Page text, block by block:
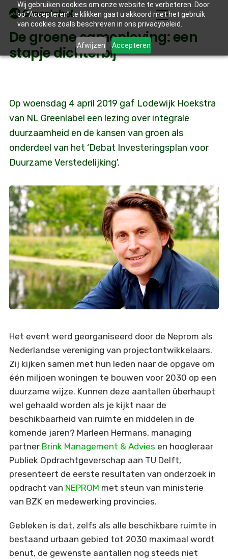
Wij gebruiken cookies om onze website te verbeteren. Door
op “Accepteren” te klikken gaat u akkoord met het gebruik
van cookies zoals beschreven in ons privacybeleid.
Afwijzen Accepteren
De groene samenleving: een
stapje dichterbij
Op woensdag 4 april 2019 gaf Lodewijk Hoekstra
van NL Greenlabel een lezing over integrale
duurzaamheid en de kansen van groen als
onderdeel van het ‘Debat Investeringsplan voor
Duurzame Verstedelijking'.
Het event werd georganiseerd door de Neprom als
Nederlandse vereniging van projectontwikkelaars.
Zij kijken samen met hun leden naar de opgave om
één miljoen woningen te bouwen voor 2030 op een
duurzame wijze. Kunnen deze aantallen überhaupt
wel gehaald worden als je kijkt naar de
beschikbaarheid van ruimte en middelen in de
komende jaren? Marleen Hermans, managing
partner Brink Management & Advies en hoogleraar
Publiek Opdrachtgeverschap aan TU Delft,
presenteert de eerste resultaten van onderzoek in
opdracht van NEPROM met steun van ministerie
van BZK en medewerking provincies.
Gebleken is dat, zelfs als alle beschikbare ruimte in
bestaand urbaan gebied tot 2030 maximaal wordt
benut, de gewenste aantallen nog steeds niet